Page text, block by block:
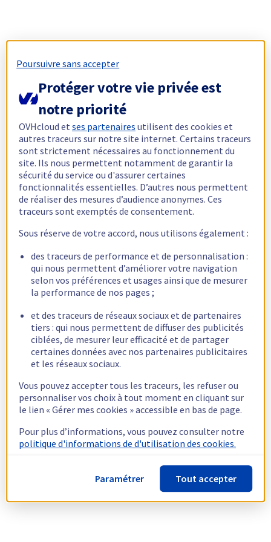
Poursuivre sans accepter
Protéger votre vie privée est
notre priorité
OVHcloud etses partenaires utilisent des cookies et
autres traceurs sur notre site internet. Certains traceurs
sont strictement nécessaires au fonctionnement du
site. Ils nous permettent notamment de garantir la
sécurité du service ou d'assurer certaines
fonctionnalités essentielles. D’autres nous permettent
de réaliser des mesures d’audience anonymes. Ces
traceurs sont exemptés de consentement.
Sous réserve de votre accord, nous utilisons également :
des traceurs de performance et de personnalisation :
qui nous permettent d’améliorer votre navigation
selon vos préférences et usages ainsi que de mesurer
la performance de nos pages ;
et des traceurs de réseaux sociaux et de partenaires
tiers : qui nous permettent de diffuser des publicités
ciblées, de mesurer leur efficacité et de partager
certaines données avec nos partenaires publicitaires
et les réseaux sociaux.
Vous pouvez accepter tous les traceurs, les refuser ou
personnaliser vos choix à tout moment en cliquant sur
le lien « Gérer mes cookies » accessible en bas de page.
Pour plus d’informations, vous pouvez consulter notre
politique d'informations de d'utilisation des cookies.
Paramétrer Tout accepter